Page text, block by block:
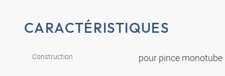
CARACTÉRISTIQUES
Construction pour pince monotube